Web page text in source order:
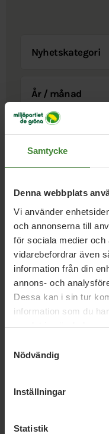
Samtycke
Denna webbplats
Vi använder
och annonserna till
för sociala medier
vidarebefordrar även
information från din
annons- och
Dessa kan i sin tur
information som du
samlat in när du har
Nödvändig
Inställningar
Statistik
Sök i nyheter
Tidö värnar inte
kortsiktiga
Boden, 9 juni 2026
Wall Street eller
Stoppa